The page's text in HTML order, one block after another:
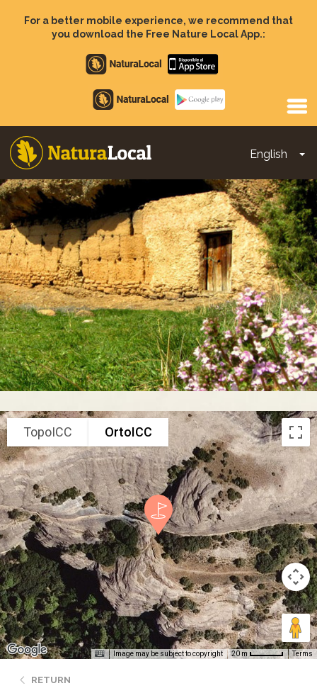
For a better mobile experience, we recommend that
you download the Free Nature Local App.:
Apple
store
Google
Play
English
Main
navigation
TopoICC OrtoICC
Image may be subject to copyright 20 m Terms
RETURN